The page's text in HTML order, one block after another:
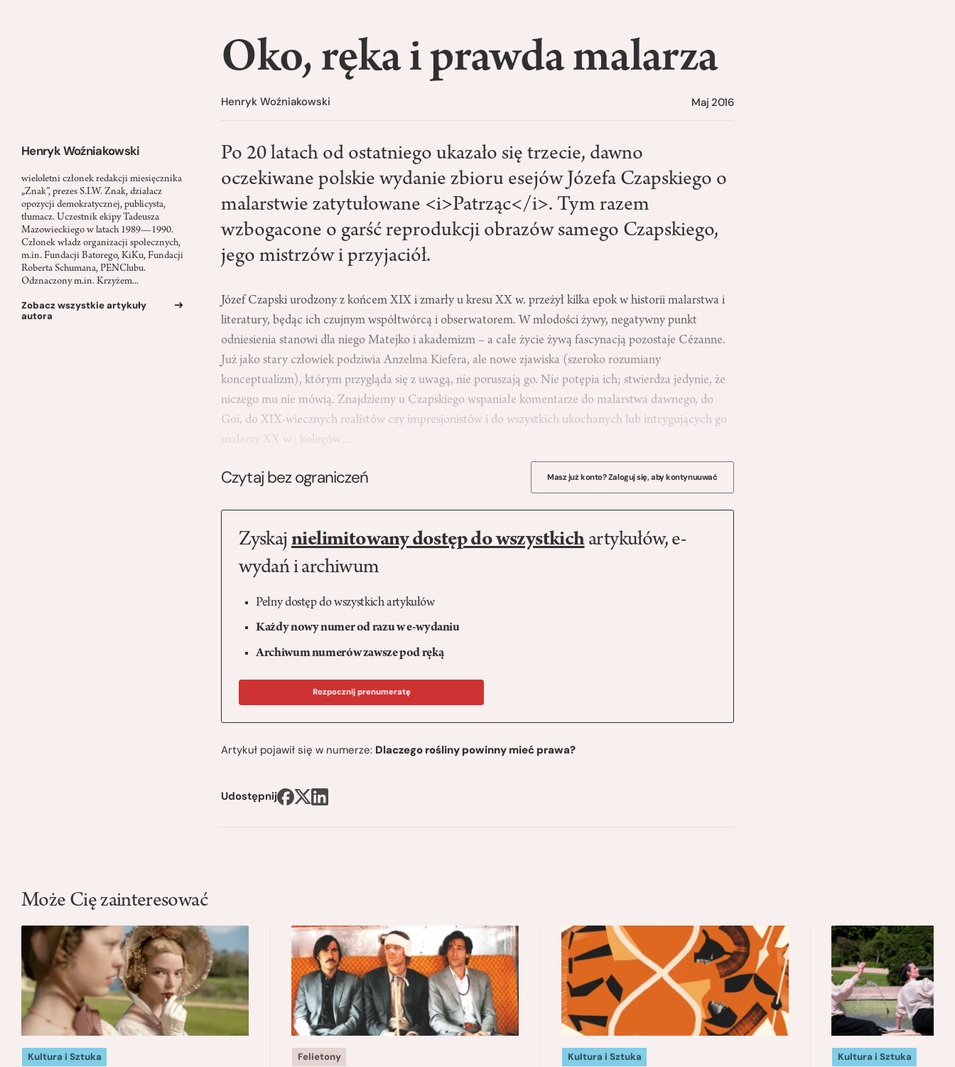
Henryk Woźniakowski
wieloletni członek redakcji miesięcznika
„Znak”, prezes S.I.W. Znak, działacz
opozycji demokratycznej, publicysta,
tłumacz. Uczestnik ekipy Tadeusza
Mazowieckiego w latach 1989—­1990.
Członek władz organizacji społecznych,
m.in. Fundacji Batorego, KiK­u, Fundacji
Roberta Schumana, PEN­Clubu.
Odznaczony m.in. Krzyżem...
Zobacz wszystkie artykuły
autora
Oko, ręka i prawda malarza
Henryk Woźniakowski Maj 2016
Po 20 latach od ostatniego ukazało się trzecie, dawno
oczekiwane polskie wydanie zbioru esejów Józefa Czapskiego o
malarstwie zatytułowane <i>Patrząc</i>. Tym razem
wzbogacone o garść reprodukcji obrazów samego Czapskiego,
jego mistrzów i przyjaciół.
Józef Czapski urodzony z końcem XIX i zmarły u kresu XX w. przeżył kilka epok w historii malarstwa i
literatury, będąc ich czujnym współtwórcą i obserwatorem. W młodości żywy, negatywny punkt
odniesienia stanowi dla niego Matejko i akademizm – a całe życie żywą fascynacją pozostaje Cézanne.
Już jako stary człowiek podziwia Anzelma Kiefera, ale nowe zjawiska (szeroko rozumiany
konceptualizm), którym przygląda się z uwagą, nie poruszają go. Nie potępia ich; stwierdza jedynie, że
niczego mu nie mówią. Znajdziemy u Czapskiego wspaniałe komentarze do malarstwa dawnego, do
Goi, do XIX-wiecznych realistów czy impresjonistów i do wszystkich ukochanych lub intrygujących go
malarzy XX w.: kolegów…
Czytaj bez ograniczeń Masz już konto? Zaloguj się, aby kontynuuwać
Zyskaj nielimitowany dostęp do wszystkichartykułów, e-
wydań i archiwum
Pełny dostęp do wszystkich artykułów
Każdy nowy numer od razu w e-wydaniu
Archiwum numerów zawsze pod ręką
Rozpocznij prenumeratę
Artykuł pojawił się w numerze: Dlaczego rośliny powinny mieć prawa?
Udostępnij
Może Cię zainteresować
Kultura i Sztuka Felietony Kultura i Sztuka Kultura i Sztuka